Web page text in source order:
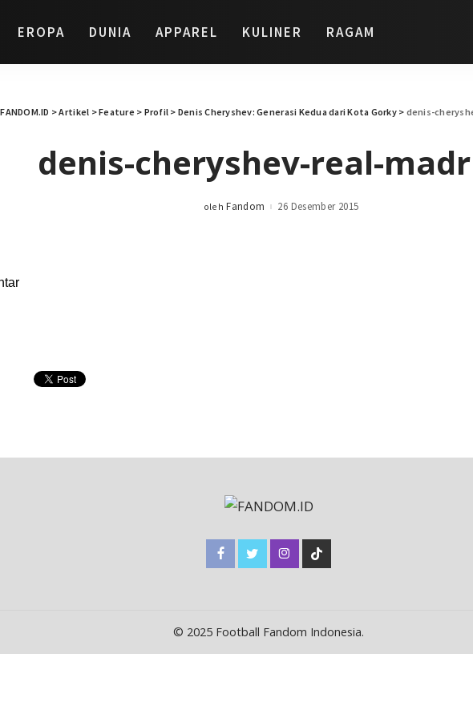
EROPA DUNIA APPAREL KULINER RAGAM
FANDOM.ID >Artikel >Feature > Profil > Denis Cheryshev: Generasi Kedua dari Kota Gorky> denis-
denis-cheryshev-real-
Posted
oleh Fandom 26 Desember 2015
© 2025 Football Fandom Indonesia.